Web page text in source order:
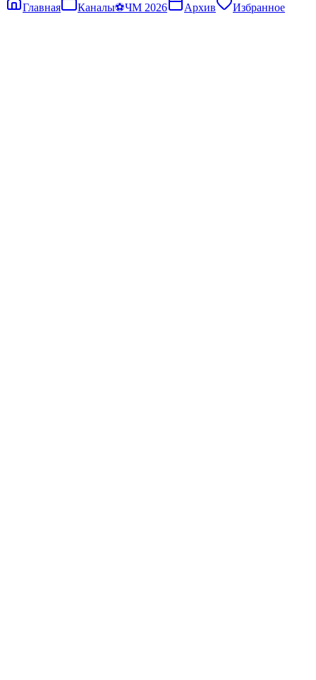
Главная
Каналы⚽ЧМ 2026 Архив Избранное